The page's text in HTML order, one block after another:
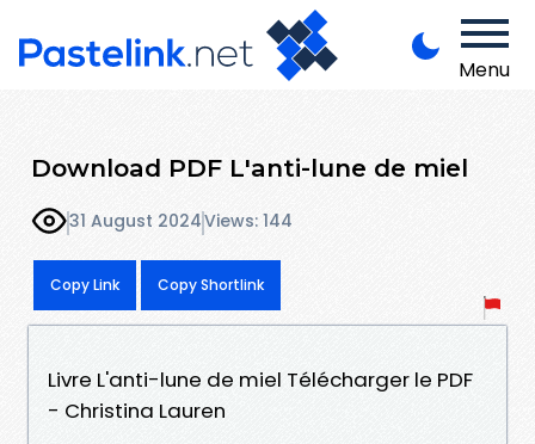
Menu
Download PDF L'anti-lune de miel
31 August 2024Views: 144
Copy Link Copy Shortlink
Livre L'anti-lune de miel Télécharger le PDF
- Christina Lauren